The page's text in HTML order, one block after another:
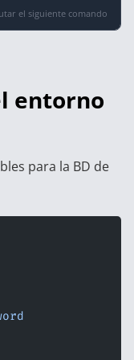
el siguiente comando
entorno
para la BD de